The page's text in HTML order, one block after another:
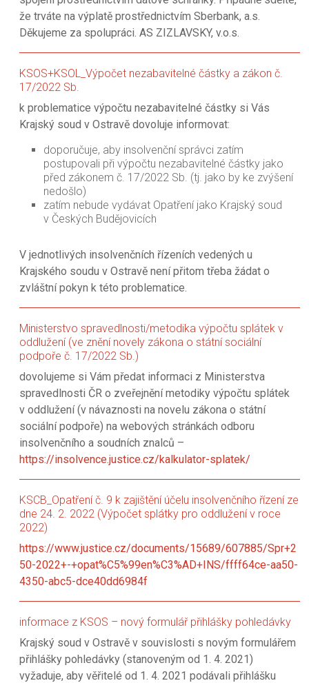
že trváte na výplatě prostřednictvím Sberbank, a.s.
Děkujeme za spolupráci. AS ZIZLAVSKY, v.o.s.
KSOS+KSOL_Výpočet nezabavitelné částky a zákon č.
17/2022 Sb.
k problematice výpočtu nezabavitelné částky si Vás
Krajský soud v Ostravě dovoluje informovat:
doporučuje, aby insolvenční správci zatím
postupovali při výpočtu nezabavitelné částky jako
před zákonem č. 17/2022 Sb. (tj. jako by ke zvýšení
nedošlo)
zatím nebude vydávat Opatření jako Krajský soud
v Českých Budějovicích
V jednotlivých insolvenčních řízeních vedených u
Krajského soudu v Ostravě není přitom třeba žádat o
zvláštní pokyn k této problematice.
Ministerstvo spravedlnosti/metodika výpočtu splátek v
oddlužení (ve znění novely zákona o státní sociální
podpoře č. 17/2022 Sb.)
dovolujeme si Vám předat informaci z Ministerstva
spravedlnosti ČR o zveřejnění metodiky výpočtu splátek
v oddlužení (v návaznosti na novelu zákona o státní
sociální podpoře) na webových stránkách odboru
insolvenčního a soudních znalců –
https://insolvence.justice.cz/kalkulator-splatek/
KSCB_Opatření č. 9 k zajištění účelu insolvenčního řízení ze
dne 24. 2. 2022 (Výpočet splátky pro oddlužení v roce
2022)
https://www.justice.cz/documents/15689/607885/Spr+2
50-2022+-+opat%C5%99en%C3%AD+INS/ffff64ce-aa50-
4350-abc5-dce40dd6984f
informace z KSOS – nový formulář přihlášky pohledávky
Krajský soud v Ostravě v souvislosti s novým formulářem
přihlášky pohledávky (stanoveným od 1. 4. 2021)
vyžaduje, aby věřitelé od 1. 4. 2021 podávali přihlášku